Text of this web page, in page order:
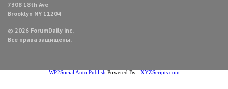
7308 18th Ave
Brooklyn NY 11204
© 2026 ForumDaily inc.
Все права защищены.
WP2Social Auto Publish Powered By : XYZScripts.com